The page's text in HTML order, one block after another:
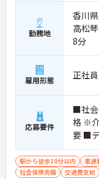
勤務地
香川
高松
8分
雇用形態 正社
応募要件
■社会
格 ※
要 ■
■普通
駅から徒歩10分以内 車通
社会保険完備
交通費支給